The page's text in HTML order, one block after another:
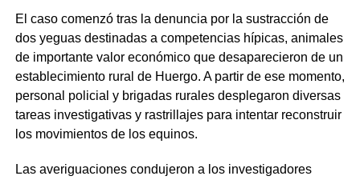
El caso comenzó tras la denuncia por la sustracción de
dos yeguas destinadas a competencias hípicas, animales
de importante valor económico que desaparecieron de un
establecimiento rural de Huergo. A partir de ese momento,
personal policial y brigadas rurales desplegaron diversas
tareas investigativas y rastrillajes para intentar reconstruir
los movimientos de los equinos.
Las averiguaciones condujeron a los investigadores